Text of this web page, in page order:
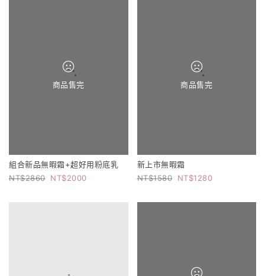
商品售完
組合新品無暇霜+超好用粉底乳
2860
2000
商品售完
新上市無暇霜
1580
1280